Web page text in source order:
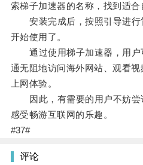
索梯子加速器的名称，找到适合
安装完成后，按照引导进行
开始使用了。
通过使用梯子加速器，用户
通无阻地访问海外网站、观看
上网体验。
因此，有需要的用户不妨尝
感受畅游互联网的乐趣。
#37#
评论